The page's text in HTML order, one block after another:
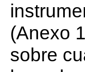
(Anexo
sobre